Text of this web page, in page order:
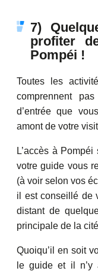
7)
profiter
Pompéi !
Toutes les
comprennent
d’entrée que
amont de votre
L’accès à
votre guide vous
(à voir selon vos
il est conseillé de
distant de
principale de la
Quoiqu’il en soit
le guide et il n’y